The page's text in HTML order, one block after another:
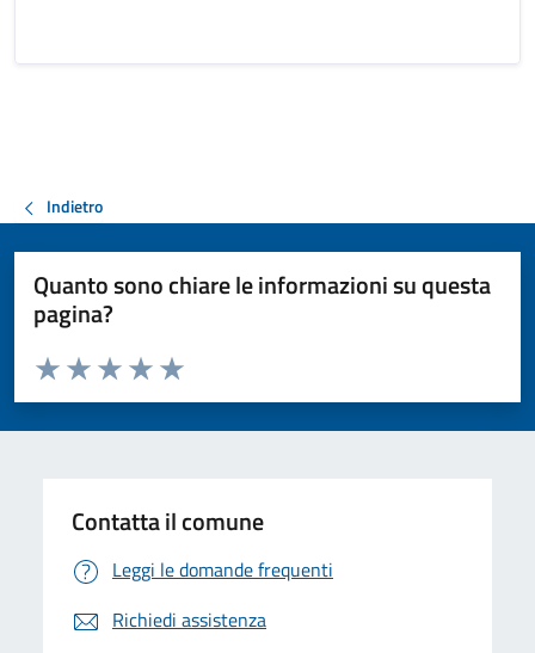
Indietro
Quanto sono chiare le informazioni su questa
pagina?
Valuta da 1 a 5 stelle la pagina
Valuta 5 stelle su 5
Valuta 4 stelle su 5
Valuta 3 stelle su 5
Valuta 2 stelle su 5
Valuta 1 stelle su 5
Contatta il comune
Leggi le domande frequenti
Richiedi assistenza